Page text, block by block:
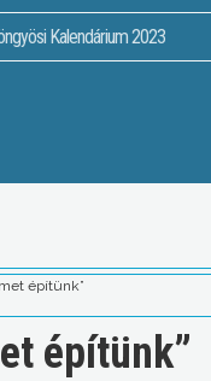
Kalendárium 2023
építünk”
építünk”